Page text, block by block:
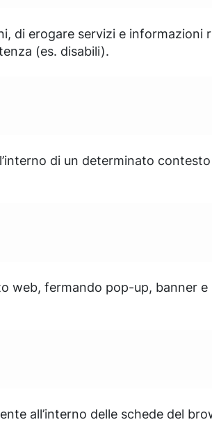
di erogare servizi e informazioni
(es. disabili).
di un determinato
web, fermando pop-up, banner e
all’interno delle schede del